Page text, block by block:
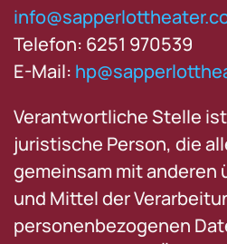
Telefon: 6251 970539
E-Mail:
Verantwortliche Stelle
juristische Person, die
gemeinsam mit anderen
und Mittel der
personenbezogenen